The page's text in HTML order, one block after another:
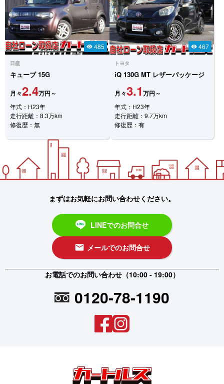
visibility 485
日産
キューブ15G
月々2.4万円～
年式：H23年
走行距離：8.3万km
修復歴：無
visibility 467
トヨタ
iQ 130G MT レザーパッケージ
月々3.1 万円～
年式：H23年
走行距離：9.7万km
修復歴：有
まずはお気軽にお問い合わせください。
LINEでのお問合せ
email メールでのお問合せ
お電話でのお問い合わせ（10:00 - 19:00）
0120-78-1190